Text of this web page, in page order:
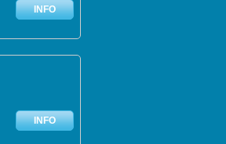
INFO
INFO